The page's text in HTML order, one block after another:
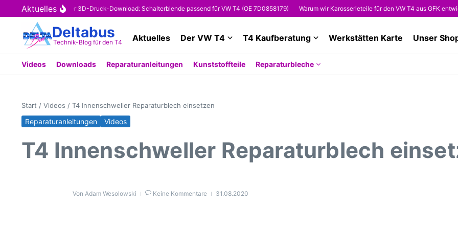
Zum Inhalt springen
Aktuelles
Kostenloser 3D-Druck-Download: Schalterblende passend für VW T4 (OE 7D0858179) Warum wir Karosserieteile für den VW T4 aus GFK entwickeln
Deltabus
Technik-Blog für den T4 Aktuelles Der VW T4 T4 Kaufberatung Werkstätten Karte Unser
Videos Downloads Reparaturanleitungen Kunststoffteile Reparaturbleche
Start / Videos / T4 Innenschweller Reparaturblech einsetzen
Reparaturanleitungen Videos
T4 Innenschweller Reparaturblech
Von Adam Wesolowski Keine Kommentare 31.08.2020